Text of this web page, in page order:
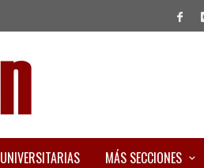
UNIVERSITARIAS MÁS SECCIONES